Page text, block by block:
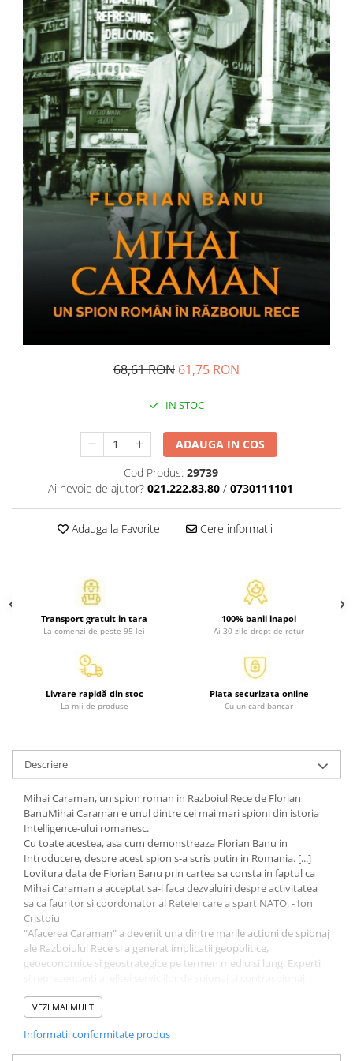
Resurse umane
Vanzari si marketing
Carte scolara
Atlase, dictionare si enciclopedii
Carte prescolara
Carte scolara
Dictionare de limba romana
Ghiduri de conversatie
Invatamant gimnazial
Invatamant primar
Invatarea limbilor straine
Povesti si povestiri
Carti in limba engleza
Carti pentru copii
Activitati si jocuri pentru copii
Atlase, dictionare si enciclopedii
Carti pentru copii
Literatura si fictiune
Povesti pentru copii
Povesti si povestiri
Atlase, dictionare si enciclopedii
Dictionare de limba romana
Dictionare tematice
Diete si fitness
Diete si alimentatie sanatoasa
Diverse
Medicina alternativa
Sa nu razi :((
Drept
Legislatie
Fictiune
Actiune si Aventura
Actiune,aventura
Clasici
Fantasy
Istorica
Literatura de divertisment
68,61 RON 61,75 RON
IN STOC
ADAUGA IN COS
Cod Produs: 29739
Ai nevoie de ajutor? 021.222.83.80 / 0730111101
Adauga la Favorite Cere informatii
Transport gratuit in tara
La comenzi de peste 95 lei
100% banii inapoi
Ai 30 zile drept de retur
Livrare rapidă din stoc
La mii de produse
Plata securizata online
Cu un card bancar
Descriere
Mihai Caraman, un spion roman in Razboiul Rece de Florian
BanuMihai Caraman e unul dintre cei mai mari spioni din istoria
Intelligence-ului romanesc.
Cu toate acestea, asa cum demonstreaza Florian Banu in
Introducere, despre acest spion s-a scris putin in Romania. [...]
Lovitura data de Florian Banu prin cartea sa consta in faptul ca
Mihai Caraman a acceptat sa-i faca dezvaluiri despre activitatea
sa ca fauritor si coordonator al Retelei care a spart NATO. - Ion
Cristoiu
"Afacerea Caraman" a devenit una dintre marile actiuni de spionaj
ale Razboiului Rece si a generat implicatii geopolitice,
geoeconomice si geostrategice pe termen mediu si lung. Experti
occidentale si-au exprimat uimirea, respectul si aprecierea pentru
modul in care ingeniosul spion roman a tesut cu migala, timp de
bine pazite locuri, unde se redactau si se arhivau secrete esentiale
ale Aliantei Nord-Atlantice [...]. - G-ral bg. (r) Gheorghe Dragomir
VEZI MAI MULT
Informatii conformitate produs